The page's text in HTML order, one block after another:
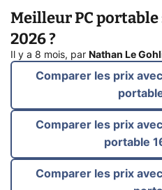
Meilleur PC
2026 ?
Il y a 8 mois, par Nathan Le
Comparer les prix
Comparer les prix
portable
Comparer les prix